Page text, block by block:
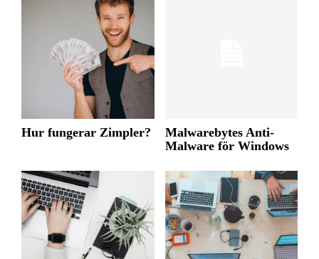
Hur fungerar Zimpler?
Malwarebytes Anti-
Malware för Windows